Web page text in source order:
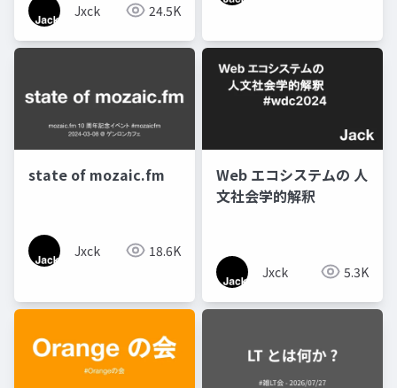
Jxck 24.5K
state of mozaic.fm
Jxck 18.6K
Web エコシステムの 人
文社会学的解釈
Jxck 5.3K